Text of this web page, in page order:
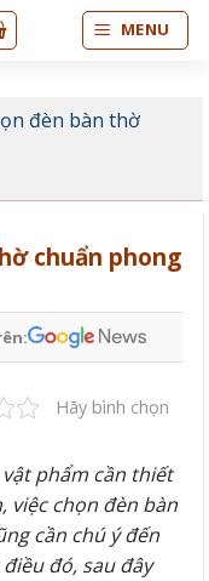
MENU
đèn bàn thờ
chuẩn phong
Hãy bình chọn
phẩm cần thiết
việc chọn đèn bàn
cần chú ý đến
đó, sau đây